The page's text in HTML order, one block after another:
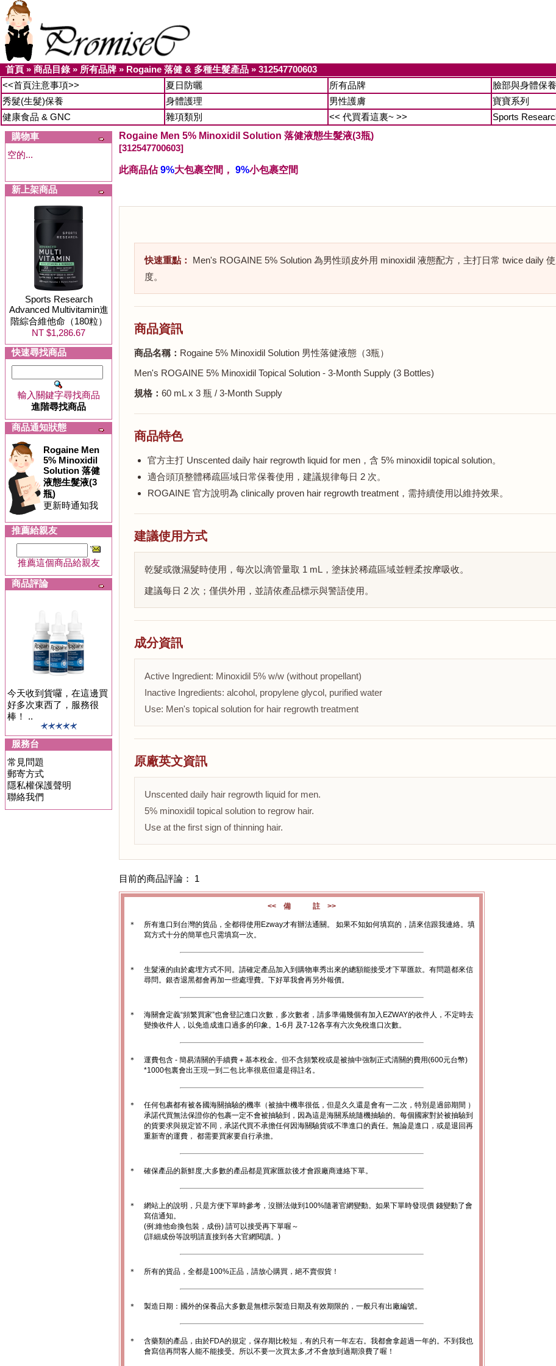
首頁 » 商品目錄» 所有品牌 » Rogaine 落健 & 多種生髮產品 » 312547700603
<<首頁注意事項>>
夏日防曬 所有品牌 臉部與身體保養
秀髮(生髮)保養
身體護理 男性護膚 寶寶系列
健康食品 & GNC
雜項類別 << 代買看這裏~ >>
Sports
購物車
空的...
新上架商品
Sports Research
Advanced Multivitamin進
階綜合維他命（180粒）
NT $1,286.67
快速尋找商品
輸入關鍵字尋找商品
進階尋找商品
商品通知狀態
Rogaine Men
5% Minoxidil
Solution 落健
液態生髮液(3
瓶)
更新時通知我
推薦給親友
推薦這個商品給親友
商品評論
今天收到貨囉，在這邊買
好多次東西了，服務很
棒！ ..
服務台
常見問題
郵寄方式
隱私權保護聲明
聯絡我們
Rogaine Men 5% Minoxidil Solution 落健液態生髮液(3瓶)
[312547700603]
此商品佔9%大包裹空間， 9%小包裹空間
快速重點：
Men's ROGAINE 5% Solution 為男性頭皮外用 minoxidil 液態配方，主打日常 twice daily
度。
商品資訊
商品名稱： Rogaine 5% Minoxidil Solution 男性落健液態（3瓶）
Men's ROGAINE 5% Minoxidil Topical Solution - 3-Month Supply (3 Bottles)
規格： 60 mL x 3 瓶 / 3-Month Supply
商品特色
官方主打 Unscented daily hair regrowth liquid for men，含 5% minoxidil topical solution。
適合頭頂整體稀疏區域日常保養使用，建議規律每日 2 次。
ROGAINE 官方說明為 clinically proven hair regrowth treatment，需持續使用以維持效果。
建議使用方式
乾髮或微濕髮時使用，每次以滴管量取 1 mL，塗抹於稀疏區域並輕柔按摩吸收。
建議每日 2 次；僅供外用，並請依產品標示與警語使用。
成分資訊
Active Ingredient: Minoxidil 5% w/w (without propellant)
Inactive Ingredients: alcohol, propylene glycol, purified water
Use: Men's topical solution for hair regrowth treatment
原廠英文資訊
Unscented daily hair regrowth liquid for men.
5% minoxidil topical solution to regrow hair.
Use at the first sign of thinning hair.
目前的商品評論： 1
<< 備 註 >>
＊
所有進口到台灣的貨品，全都得使用Ezway才有辦法通關。 如果不知如何填寫的，請來信跟我連絡。填
寫方式十分的簡單也只需填寫一次。
＊
生髮液的由於處埋方式不同。請確定產品加入到購物車秀出來的總額能接受才下單匯款。有問題都來信
尋問。銀杏退黑都會再加一些處理費。下好單我會再另外報價。
＊
海關會定義“頻繁買家”也會登記進口次數，多次數者，請多準備幾個有加入EZWAY的收件人，不定時去
變換收件人，以免造成進口過多的印象。1-6月 及7-12各享有六次免稅進口次數。
＊
運費包含 - 簡易清關的手續費＋基本稅金。但不含頻繁稅或是被抽中強制正式清關的費用(600元台幣)
*1000包裏會出王現一到二包.比率很底但還是得註名。
＊
任何包裹都有被各國海關抽驗的機率（被抽中機率很低，但是久久還是會有一二次，特別是過節期間 ）
承諾代買無法保證你的包裹一定不會被抽驗到，因為這是海關系統隨機抽驗的。每個國家對於被抽驗到
的貨要求與規定皆不同，承諾代買不承擔任何因海關驗貨或不準進口的責任。無論是進口，或是退回再
重新寄的運費， 都需要買家要自行承擔。
＊ 確保產品的新鮮度,大多數的產品都是買家匯款後才會跟廠商連絡下單。
＊
網站上的說明，只是方便下單時參考，沒辦法做到100%隨著官網變動。如果下單時發現價 錢變動了會
寫信通知。
(例:維他命換包裝，成份) 請可以接受再下單喔～
(詳細成份等說明請直接到各大官網閱讀。)
＊ 所有的貨品，全都是100%正品，請放心購買，絕不賣假貨！
＊ 製造日期：國外的保養品大多數是無標示製造日期及有效期限的，一般只有出廠編號。
＊
含藥類的產品，由於FDA的規定，保存期比較短，有的只有一年左右。我都會拿超過一年的。不到我也
會寫信再問客人能不能接受。所以不要一次買太多,才不會放到過期浪費了喔！